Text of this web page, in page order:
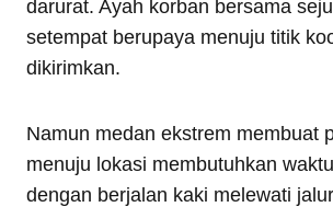
darurat. Ayah korban bersama
setempat berupaya menuju titik
dikirimkan.
Namun medan ekstrem membuat
menuju lokasi membutuhkan
dengan berjalan kaki melewati